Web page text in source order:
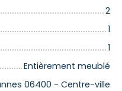
2
1
1
Entièrement meublé
06400 - Centre-ville